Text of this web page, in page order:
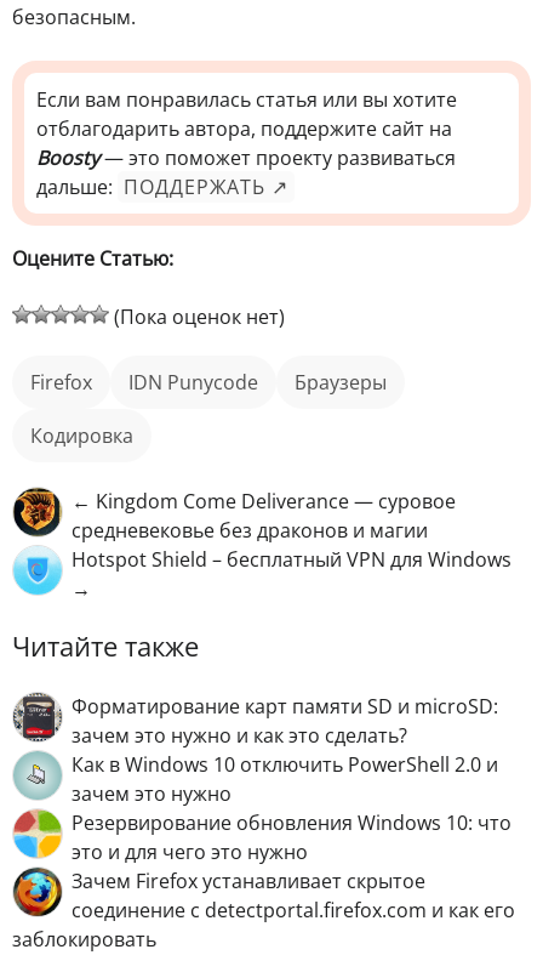
безопасным.
Если вам понравилась статья или вы хотите
отблагодарить автора, поддержите сайт на
Boosty— это поможет проекту развиваться
дальше: ПОДДЕРЖАТЬ ↗
Оцените Статью:
(Пока оценок нет)
Firefox IDN Punycode
Браузеры
кодировка
← Kingdom Come Deliverance — суровое
средневековье без драконов и магии
Hotspot Shield – бесплатный VPN для Windows
→
Читайте также
Форматирование карт памяти SD и microSD:
зачем это нужно и как это сделать?
Как в Windows 10 отключить PowerShell 2.0 и
зачем это нужно
Резервирование обновления Windows 10: что
это и для чего это нужно
Зачем Firefox устанавливает скрытое
соединение с detectportal.firefox.com и как его
заблокировать